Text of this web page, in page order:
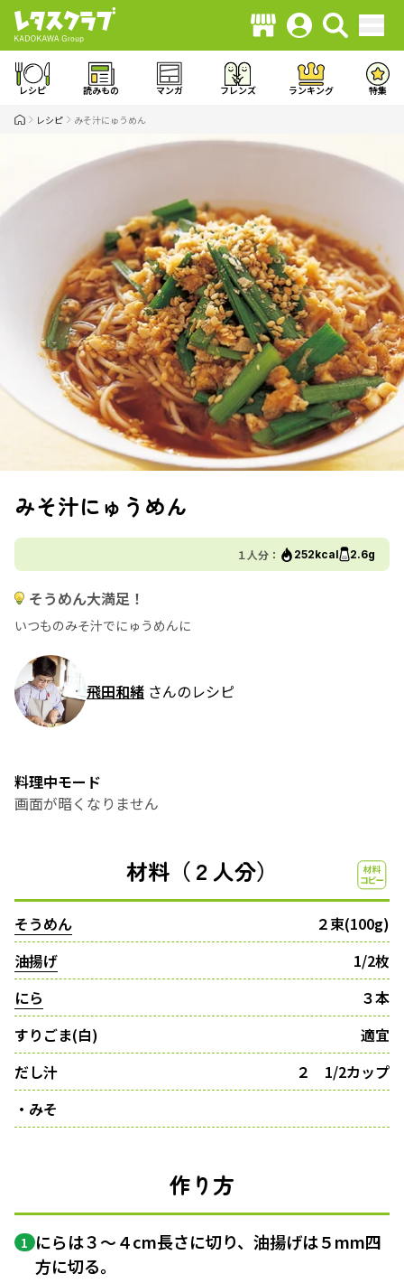
レシピ 読みもの マンガ フレンズ ランキング 特集
レシピ みそ汁にゅうめん
みそ汁にゅうめん
１人分： 252kcal 2.6g
そうめん大満足！
いつものみそ汁でにゅうめんに
飛田和緒 さんのレシピ
料理中モード
画面が暗くなりません
材料（２人分）
そうめん
２束(100g)
油揚げ
1/2枚
にら
３本
すりごま(白)
適宜
だし汁
２ 1/2カップ
・みそ
作り方
1 にらは３〜４cm長さに切り、油揚げは５mm四
方に切る。